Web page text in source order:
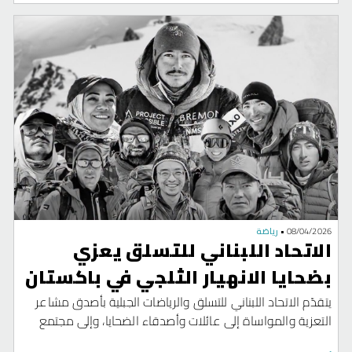
والوطن العربي والعالم" .وأضاف البيان" لم تشب السلسلة
النهائية أي شائبة بشهادة الجميع من جميع النواحي الفنية
والتنظيمية والتحكيمية مع توجيه الشكر الى رابطتي جمهوري
الناديين العريقين.والشكر موصول الى كافة الأندية التي خاضت
البطولة التي وصلت الى شاطئ الأمان على الرغم من العواصف
والتحديات التي واجهتها من الوضع الأمني الذي انفجر في بداية
شهر آذار الفائت وما تبعه من توقّف البطولة لفترة اكثر من
شهرين والقرار بمنع رعايا العديد من الدول من المجيء الى لبنان
ومنهم اللاعبين الأميركيين .لكن الاتحاد بثبات وتصميم وبعزم نجح
في استكمال البطولة وقادها الى بّر الأمان بالتعاون مع الجميع".
08/04/2026
• رياضة
الاتحاد اللبناني للتسلق يعزي
بضحايا الانهيار الثلجي في باكستان
يتقدّم الاتحاد اللبناني للتسلق والرياضات الجبلية بأصدق مشاعر
التعزية والمواساة إلى عائلات وأصدقاء الضحايا، وإلى مجتمع